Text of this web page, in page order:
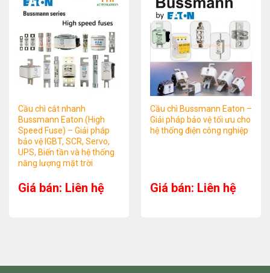
Cầu chì cắt nhanh
Bussmann Eaton (High
Speed Fuse) – Giải pháp
bảo vệ IGBT, SCR, Servo,
UPS, Biến tần và hệ thống
năng lượng mặt trời
Giá bán: Liên hệ
Cầu chì Bussmann Eaton –
Giải pháp bảo vệ tối ưu cho
hệ thống điện công nghiệp
Giá bán: Liên hệ